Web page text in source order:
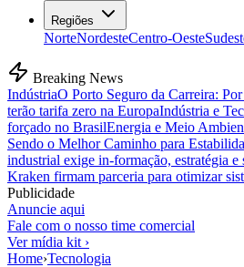
Regiões
NorteNordesteCentro-Oeste
Breaking News
IndústriaO Porto Seguro da Carreira:
terão tarifa zero na EuropaIndústria e
forçado no BrasilEnergia e Meio
Sendo o Melhor Caminho para
industrial exige in-formação, estratégia
Kraken firmam parceria para otimizar
Publicidade
Anuncie aqui
Fale com o nosso time comercial
Ver mídia kit ›
Home›Tecnologia